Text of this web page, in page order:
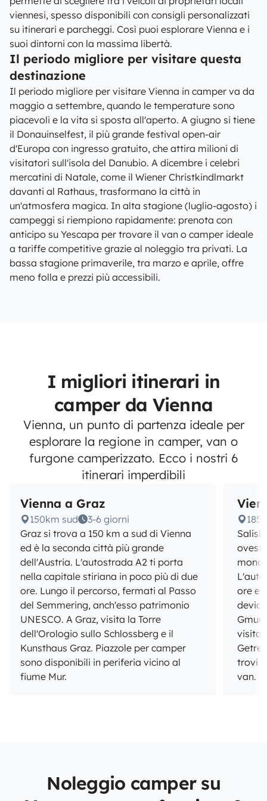
viennesi, spesso disponibili con consigli personalizzati
su itinerari e parcheggi. Così puoi esplorare Vienna e i
suoi dintorni con la massima libertà.
Il periodo migliore per visitare questa
destinazione
Il periodo migliore per visitare Vienna in camper va da
maggio a settembre, quando le temperature sono
piacevoli e la vita si sposta all'aperto. A giugno si tiene
il Donauinselfest, il più grande festival open-air
d'Europa con ingresso gratuito, che attira milioni di
visitatori sull'isola del Danubio. A dicembre i celebri
mercatini di Natale, come il Wiener Christkindlmarkt
davanti al Rathaus, trasformano la città in
un'atmosfera magica. In alta stagione (luglio-agosto) i
campeggi si riempiono rapidamente: prenota con
anticipo su Yescapa per trovare il van o camper ideale
a tariffe competitive grazie al noleggio tra privati. La
bassa stagione primaverile, tra marzo e aprile, offre
meno folla e prezzi più accessibili.
I migliori itinerari in
camper da Vienna
Vienna, un punto di partenza ideale per
esplorare la regione in camper, van o
furgone camperizzato. Ecco i nostri 6
itinerari imperdibili
Vienna a Graz
150km sud
3-6 giorni
Graz si trova a 150 km a sud di Vienna
ed è la seconda città più grande
dell'Austria. L'autostrada A2 ti porta
nella capitale stiriana in poco più di due
ore. Lungo il percorso, fermati al Passo
del Semmering, anch'esso patrimonio
UNESCO. A Graz, visita la Torre
dell'Orologio sullo Schlossberg e il
Kunsthaus Graz. Piazzole per camper
sono disponibili in periferia vicino al
fiume Mur.
ovest
ore e
visita
trovi
van.
Noleggio camper su